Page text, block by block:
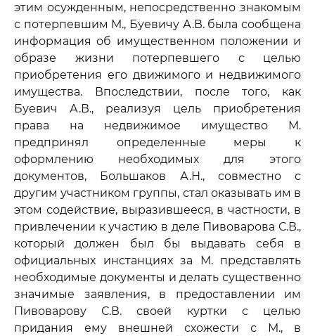
этим осужденным, непосредственно знакомым
с потерпевшим М., Буевичу А.В. была сообщена
информация об имущественном положении и
образе жизни потерпевшего с целью
приобретения его движимого и недвижимого
имущества. Впоследствии, после того, как
Буевич А.В., реализуя цель приобретения
права на недвижимое имущество М.
предпринял определенные меры к
оформлению необходимых для этого
документов, Большаков А.Н., совместно с
другим участником группы, стал оказывать им в
этом содействие, выразившееся, в частности, в
привлечении к участию в деле Пивоварова С.В.,
который должен был бы выдавать себя в
официальных инстанциях за М. представлять
необходимые документы и делать существенно
значимые заявления, в предоставлении им
Пивоварову С.В. своей куртки с целью
придания ему внешней схожести с М., в